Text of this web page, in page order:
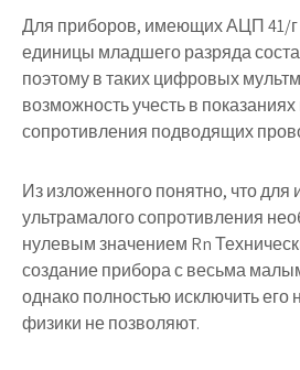
Для приборов, имеющих АЦП 41/г
единицы младшего разряда
поэтому в таких цифровых
возможность учесть в
сопротивления подводящих
Из изложенного понятно, что для
ультрамалого сопротивления
нулевым значением Rn
создание прибора с весьма
однако полностью исключить его
физики не позволяют.